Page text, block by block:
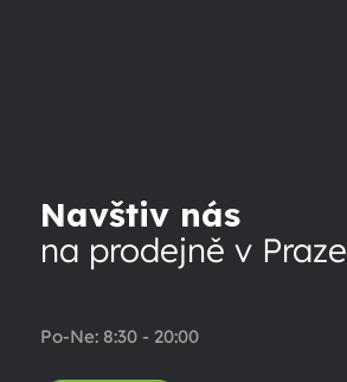
Navštiv nás
na prodejně v Praze
Po-Ne: 8:30 - 20:00